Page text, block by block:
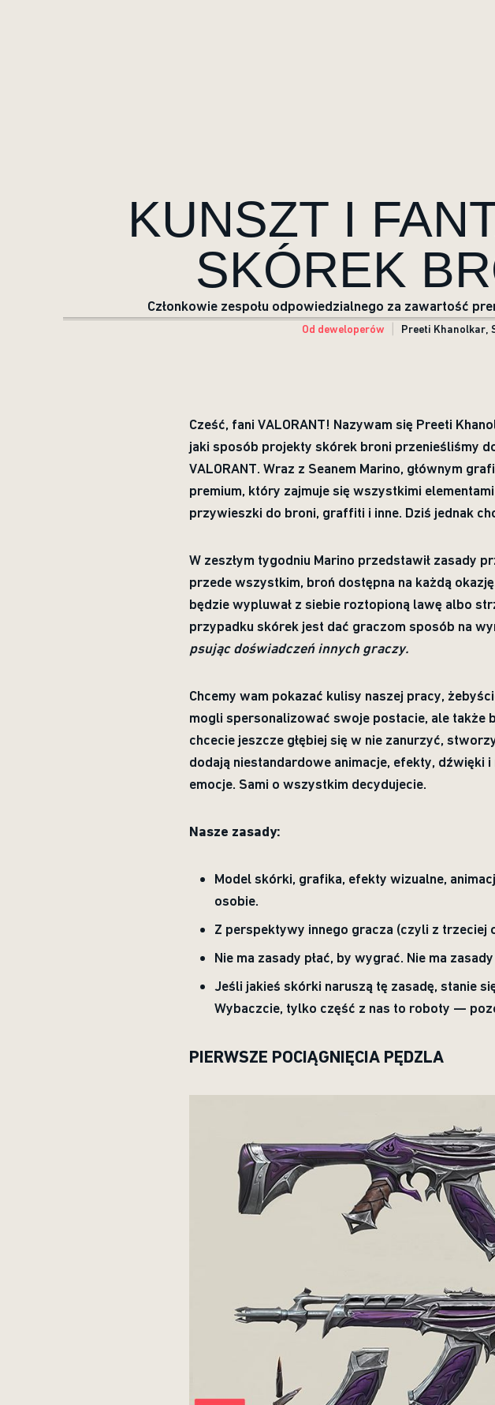
KUNSZT I
SKÓREK
Członkowie zespołu odpowiedzialnego za zawartość
Od deweloperów Preeti Khanolkar,
Cześć, fani VALORANT! Nazywam się Preeti
jaki sposób projekty skórek broni przenieśliśmy
VALORANT. Wraz z Seanem Marino, głównym
premium, który zajmuje się wszystkimi
przywieszki do broni, graffiti i inne. Dziś jednak
W zeszłym tygodniu Marino przedstawił
przede wszystkim, broń dostępna na każdą
będzie wypluwał z siebie roztopioną lawę albo
przypadku skórek jest dać graczom sposób na
psując doświadczeń innych graczy.
Chcemy wam pokazać kulisy naszej pracy,
mogli spersonalizować swoje postacie, ale także
chcecie jeszcze głębiej się w nie zanurzyć,
dodają niestandardowe animacje, efekty, dźwięki
emocje. Sami o wszystkim decydujecie.
Nasze zasady:
Model skórki, grafika, efekty wizualne,
osobie.
Z perspektywy innego gracza (czyli z trzeciej
Nie ma zasady płać, by wygrać. Nie ma
Jeśli jakieś skórki naruszą tę zasadę, stanie
Wybaczcie, tylko część z nas to roboty —
PIERWSZE POCIĄGNIĘCIA PĘDZLA